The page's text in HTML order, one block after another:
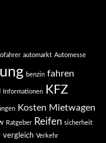
automarkt Automesse
benzin fahren
Informationen KFZ
Kosten Mietwagen
Ratgeber Reifen sicherheit
vergleich Verkehr